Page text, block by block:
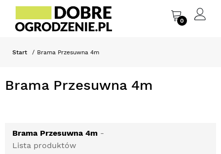
0
Start Brama Przesuwna 4m
Brama Przesuwna 4m
Brama Przesuwna 4m -
Lista produktów